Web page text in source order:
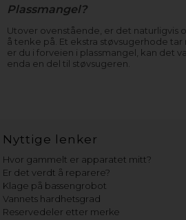
Plassmangel?
Utover ovenstående, er det naturligvis
å tenke på. Et ekstra støvsugerhode tar
er du i forveien i plassmangel, kan det
enda en del til støvsugeren.
Nyttige lenker
Hvor gammelt er apparatet mitt?
Er det verdt å reparere?
Klage på bassengrobot
Vannets hardhetsgrad
Reservedeler etter merke